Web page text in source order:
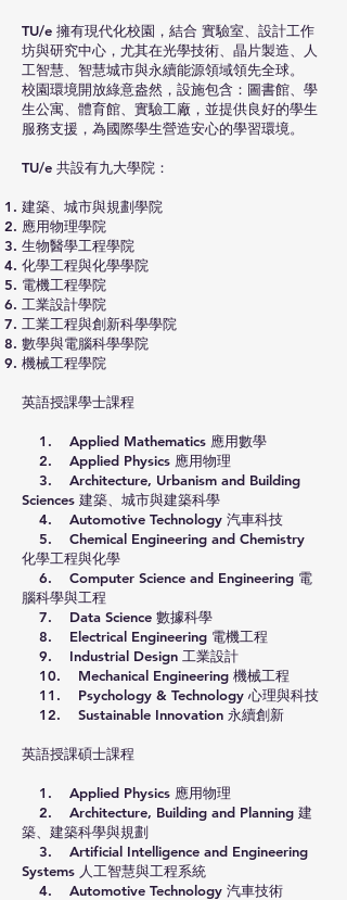
TU/e 擁有現代化校園，結合 實驗室、設計工作
坊與研究中心，尤其在光學技術、晶片製造、人
工智慧、智慧城市與永續能源領域領先全球。
校園環境開放綠意盎然，設施包含：圖書館、學
生公寓、體育館、實驗工廠，並提供良好的學生
服務支援，為國際學生營造安心的學習環境。
TU/e 共設有九大學院：
建築、城市與規劃學院
應用物理學院
生物醫學工程學院
化學工程與化學學院
電機工程學院
工業設計學院
工業工程與創新科學學院
數學與電腦科學學院
機械工程學院
英語授課學士課程
1. Applied Mathematics 應用數學
2. Applied Physics 應用物理
3. Architecture, Urbanism and Building
Sciences 建築、城市與建築科學
4. Automotive Technology 汽車科技
5. Chemical Engineering and Chemistry
化學工程與化學
6. Computer Science and Engineering 電
腦科學與工程
7. Data Science 數據科學
8. Electrical Engineering 電機工程
9. Industrial Design 工業設計
10. Mechanical Engineering 機械工程
11. Psychology & Technology 心理與科技
12. Sustainable Innovation 永續創新
英語授課碩士課程
1. Applied Physics 應用物理
2. Architecture, Building and Planning 建
築、建築科學與規劃
3. Artificial Intelligence and Engineering
Systems 人工智慧與工程系統
4. Automotive Technology 汽車技術